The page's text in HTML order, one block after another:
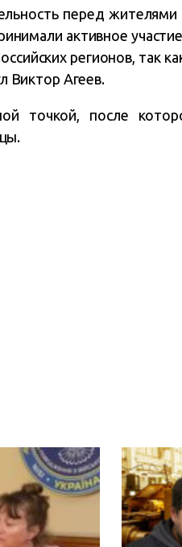
перед
активное
регионов, так
Виктор Агеев.
точкой, после